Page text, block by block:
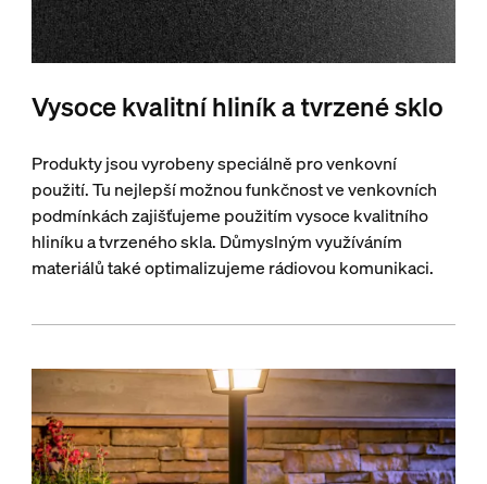
Vysoce kvalitní hliník a tvrzené sklo
Produkty jsou vyrobeny speciálně pro venkovní
použití. Tu nejlepší možnou funkčnost ve venkovních
podmínkách zajišťujeme použitím vysoce kvalitního
hliníku a tvrzeného skla. Důmyslným využíváním
materiálů také optimalizujeme rádiovou komunikaci.